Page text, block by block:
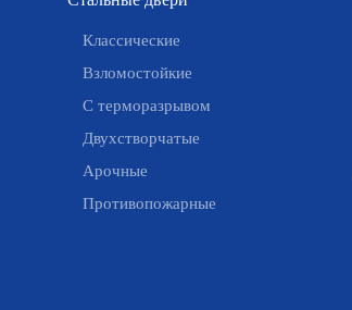
Классические
Взломостойкие
С терморазрывом
Двухстворчатые
Арочные
Противопожарные